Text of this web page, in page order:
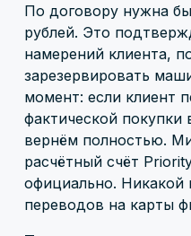
По договору нужна
рублей. Это
намерений клиента,
зарезервировать
момент: если клиент
фактической
вернём полностью.
расчётный счёт
официально. Никакой
переводов на карты